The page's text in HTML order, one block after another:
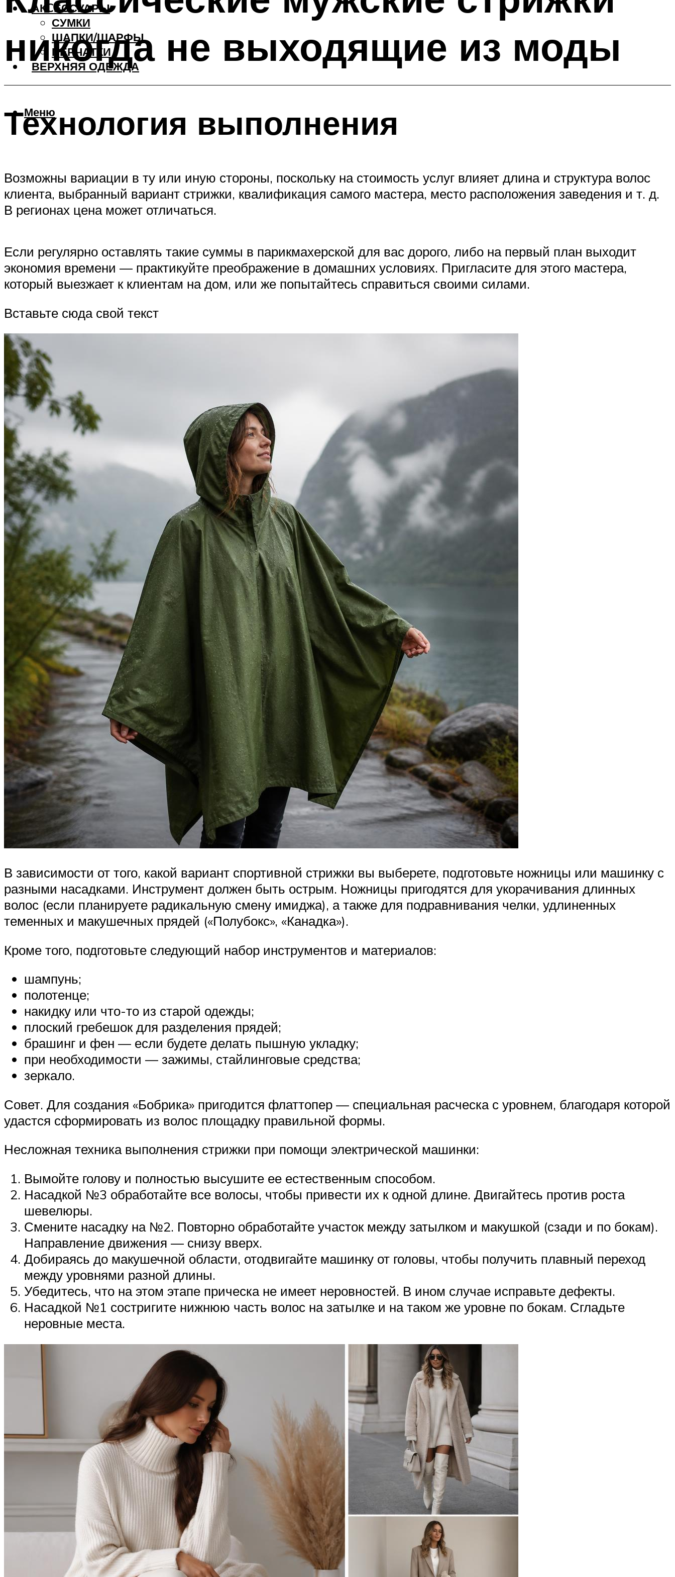
АКCЕССУАРЫ
СУМКИ
ШАПКИ/ШАРФЫ
ПЕРЧАТКИ
ВЕРХНЯЯ ОДЕЖДА
Меню
никогда не выходящие из моды
Технология выполнения
Возможны вариации в ту или иную стороны, поскольку на стоимость услуг влияет длина и структура волос
клиента, выбранный вариант стрижки, квалификация самого мастера, место расположения заведения и т. д.
В регионах цена может отличаться.
Если регулярно оставлять такие суммы в парикмахерской для вас дорого, либо на первый план выходит
экономия времени — практикуйте преображение в домашних условиях. Пригласите для этого мастера,
который выезжает к клиентам на дом, или же попытайтесь справиться своими силами.
Вставьте сюда свой текст
В зависимости от того, какой вариант спортивной стрижки вы выберете, подготовьте ножницы или машинку с
разными насадками. Инструмент должен быть острым. Ножницы пригодятся для укорачивания длинных
волос (если планируете радикальную смену имиджа), а также для подравнивания челки, удлиненных
теменных и макушечных прядей («Полубокс», «Канадка»).
Кроме того, подготовьте следующий набор инструментов и материалов:
шампунь;
полотенце;
накидку или что-то из старой одежды;
плоский гребешок для разделения прядей;
брашинг и фен — если будете делать пышную укладку;
при необходимости — зажимы, стайлинговые средства;
зеркало.
Совет. Для создания «Бобрика» пригодится флаттопер — специальная расческа с уровнем, благодаря которой
удастся сформировать из волос площадку правильной формы.
Несложная техника выполнения стрижки при помощи электрической машинки:
Вымойте голову и полностью высушите ее естественным способом.
Насадкой №3 обработайте все волосы, чтобы привести их к одной длине. Двигайтесь против роста
шевелюры.
Смените насадку на №2. Повторно обработайте участок между затылком и макушкой (сзади и по бокам).
Направление движения — снизу вверх.
Добираясь до макушечной области, отодвигайте машинку от головы, чтобы получить плавный переход
между уровнями разной длины.
Убедитесь, что на этом этапе прическа не имеет неровностей. В ином случае исправьте дефекты.
Насадкой №1 состригите нижнюю часть волос на затылке и на таком же уровне по бокам. Сгладьте
неровные места.